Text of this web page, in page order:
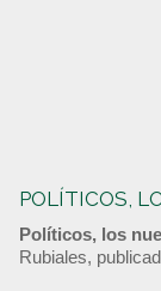
POLÍTICOS,
Políticos, los
Rubiales,